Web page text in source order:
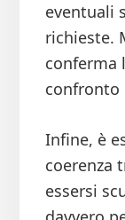
eventuali
richieste.
conferma
confronto
Infine, è
coerenza
essersi